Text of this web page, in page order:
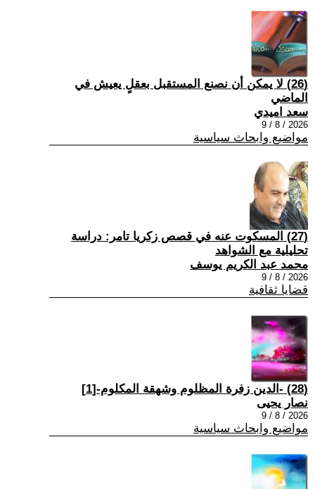
(26) لا يمكن أن نصنع المستقبل بعقلٍ يعيش في
الماضي
سعد اميدي
2026 / 8 / 9
مواضيع وابحاث سياسية
(27) المسكوت عنه في قصص زكريا تامر: دراسة
تحليلية مع الشواهد
محمد عبد الكريم يوسف
2026 / 8 / 9
قضايا ثقافية
(28) -الدين زفرة المظلوم وشهقة المكلوم-[1]
نصار يحيى
2026 / 8 / 9
مواضيع وابحاث سياسية